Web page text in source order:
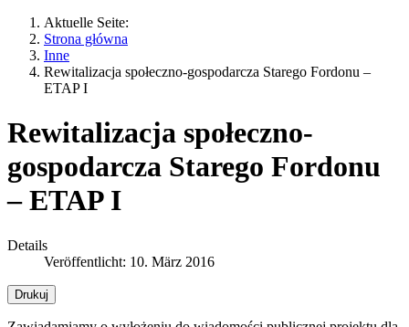
Aktuelle Seite:
Strona główna
Inne
Rewitalizacja społeczno-gospodarcza Starego Fordonu –
ETAP I
Rewitalizacja społeczno-
gospodarcza Starego Fordonu
– ETAP I
Details
Veröffentlicht: 10. März 2016
Drukuj